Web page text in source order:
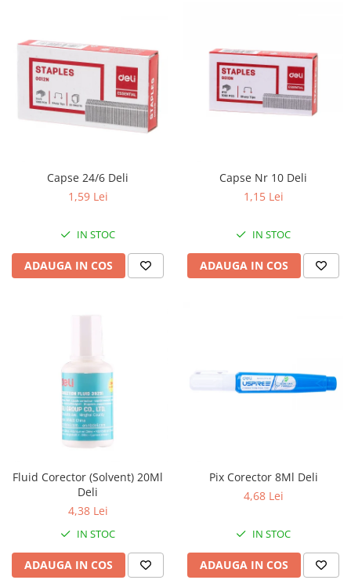
Capse 24/6 Deli
1,59 Lei
IN STOC
ADAUGA IN COS
Capse Nr 10 Deli
1,15 Lei
IN STOC
ADAUGA IN COS
Fluid Corector (Solvent) 20Ml
Deli
4,38 Lei
IN STOC
ADAUGA IN COS
Pix Corector 8Ml Deli
4,68 Lei
IN STOC
ADAUGA IN COS